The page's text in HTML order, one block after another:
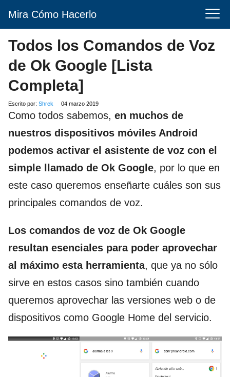
Mira Cómo Hacerlo
Todos los Comandos de Voz
de Ok Google [Lista
Completa]
Escrito por: Shrek 04 marzo 2019
Como todos sabemos, en muchos de
nuestros dispositivos móviles Android
podemos activar el asistente de voz con el
simple llamado de Ok Google, por lo que en
este caso queremos enseñarte cuáles son sus
principales comandos de voz.
Los comandos de voz de Ok Google
resultan esenciales para poder aprovechar
al máximo esta herramienta, que ya no sólo
sirve en estos casos sino también cuando
queremos aprovechar las versiones web o de
dispositivos como Google Home del servicio.